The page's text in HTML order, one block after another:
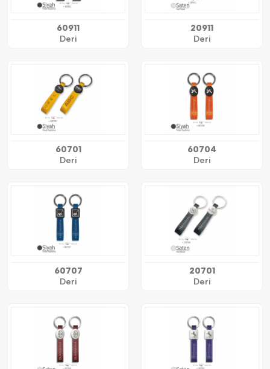
60911
Deri
20911
Deri
60701
Deri
60704
Deri
60707
Deri
20701
Deri